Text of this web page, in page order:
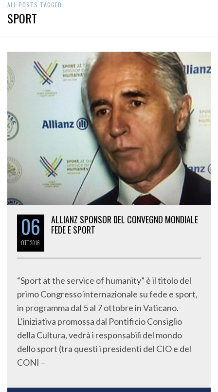
ALL POSTS TAGGED
SPORT
06
OTT2016
ALLIANZ SPONSOR DEL CONVEGNO MONDIALE
FEDE E SPORT
“Sport at the service of humanity” è il titolo del
primo Congresso internazionale su fede e sport,
in programma dal 5 al 7 ottobre in Vaticano.
L’iniziativa promossa dal Pontificio Consiglio
della Cultura, vedrà i responsabili del mondo
dello sport (tra questi i presidenti del CIO e del
CONI –